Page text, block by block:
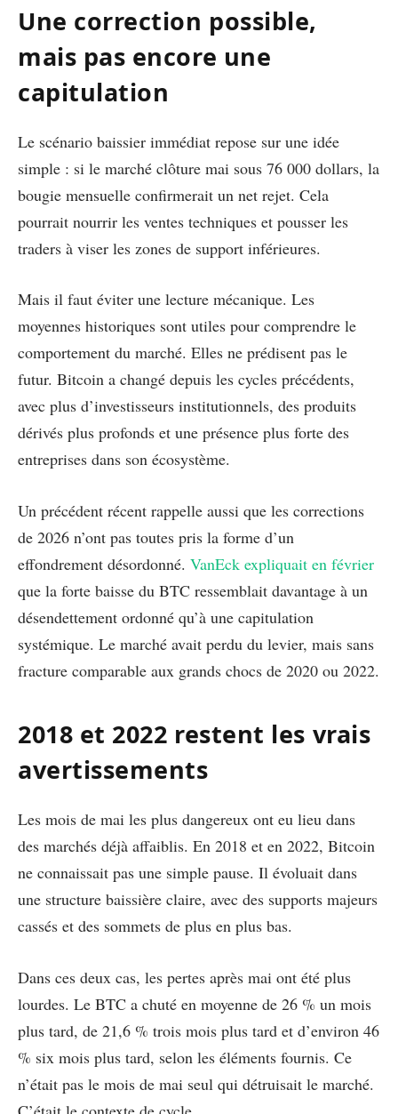
Une correction possible,
mais pas encore une
capitulation
Le scénario baissier immédiat repose sur une idée
simple : si le marché clôture mai sous 76 000 dollars, la
bougie mensuelle confirmerait un net rejet. Cela
pourrait nourrir les ventes techniques et pousser les
traders à viser les zones de support inférieures.
Mais il faut éviter une lecture mécanique. Les
moyennes historiques sont utiles pour comprendre le
comportement du marché. Elles ne prédisent pas le
futur. Bitcoin a changé depuis les cycles précédents,
avec plus d’investisseurs institutionnels, des produits
dérivés plus profonds et une présence plus forte des
entreprises dans son écosystème.
Un précédent récent rappelle aussi que les corrections
de 2026 n’ont pas toutes pris la forme d’un
effondrement désordonné. VanEck expliquait en février
que la forte baisse du BTC ressemblait davantage à un
désendettement ordonné qu’à une capitulation
systémique. Le marché avait perdu du levier, mais sans
fracture comparable aux grands chocs de 2020 ou 2022.
2018 et 2022 restent les vrais
avertissements
Les mois de mai les plus dangereux ont eu lieu dans
des marchés déjà affaiblis. En 2018 et en 2022, Bitcoin
ne connaissait pas une simple pause. Il évoluait dans
une structure baissière claire, avec des supports majeurs
cassés et des sommets de plus en plus bas.
Dans ces deux cas, les pertes après mai ont été plus
lourdes. Le BTC a chuté en moyenne de 26 % un mois
plus tard, de 21,6 % trois mois plus tard et d’environ 46
% six mois plus tard, selon les éléments fournis. Ce
n’était pas le mois de mai seul qui détruisait le marché.